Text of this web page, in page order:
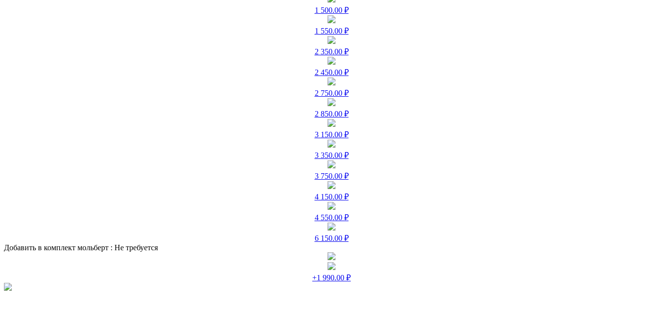
1 500.00 ₽
1 550.00 ₽
2 350.00 ₽
2 450.00 ₽
2 750.00 ₽
2 850.00 ₽
3 150.00 ₽
3 350.00 ₽
3 750.00 ₽
4 150.00 ₽
4 550.00 ₽
6 150.00 ₽
Добавить в комплект мольберт : Не требуется
+1 990.00 ₽